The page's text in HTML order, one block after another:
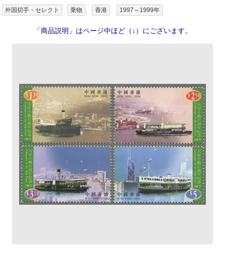
外国切手・セレクト 乗物 香港 1997～1999年
「商品説明」はページ中ほど（↓）にございます。